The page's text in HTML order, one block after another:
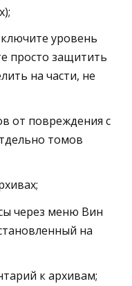
уровень
просто защитить
на части, не
от повреждения с
томов
через меню Вин
на
к архивам;